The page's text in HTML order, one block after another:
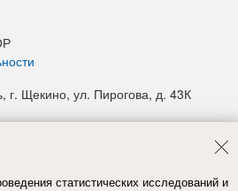
г. Щекино, ул. Пирогова, д. 43К
статистических исследований и